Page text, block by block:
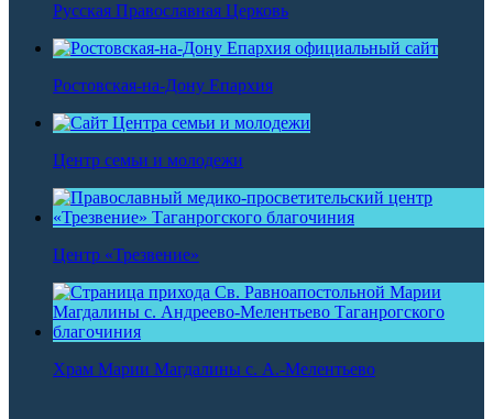
Русская Православная Церковь
Ростовская-на-Дону Епархия
Центр семьи и молодежи
Центр «Трезвение»
Храм Марии Магдалины с. А.-Мелентьево